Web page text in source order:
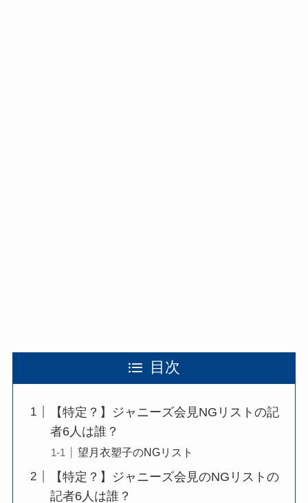
目次
【特定？】ジャニーズ会見NGリストの記
者6人は誰？
望月衣塑子のNGリスト
【特定？】ジャニーズ会見のNGリストの
記者6人は誰？